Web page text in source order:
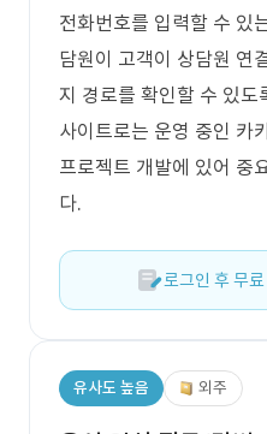
전화번호를 입력할 수 있
담원이 고객이 상담원 연
지 경로를 확인할 수 있도
사이트로는 운영 중인 카
프로젝트 개발에 있어 중
다.
로그인 후 무
유사도 높음 외주